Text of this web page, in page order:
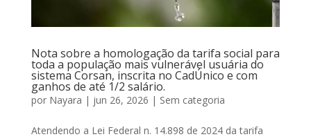
Nota sobre a homologação da tarifa social para
toda a população mais vulnerável usuária do
sistema Corsan, inscrita no CadÚnico e com
ganhos de até 1/2 salário.
por Nayara | jun 26, 2026 | Sem categoria
Atendendo a Lei Federal n. 14.898 de 2024 da tarifa